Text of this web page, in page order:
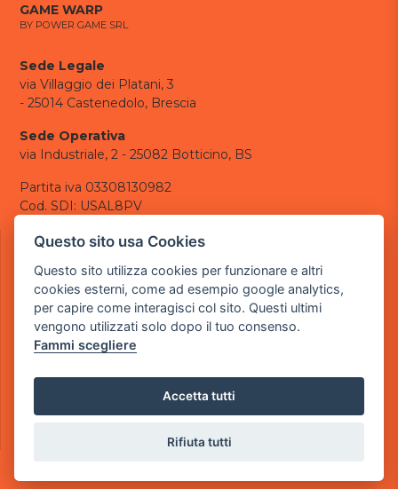
GAME WARP
BY POWER GAME SRL
Sede Legale
via Villaggio dei Platani, 3
- 25014 Castenedolo, Brescia
Sede Operativa
via Industriale, 2 - 25082 Botticino, BS
Partita iva 03308130982
Cod. SDI: USAL8PV
CONTATTI
tel.: +39 030 376 2377
tel.: +39 030 336 6259
pec:powergamesrl@legalmail.it
LINK UTILI
Informazioni generali
Questo sito usa Cookies
Questo sito utilizza cookies per funzionare e altri
cookies esterni, come ad esempio google analytics,
per capire come interagisci col sito. Questi ultimi
vengono utilizzati solo dopo il tuo consenso.
Fammi scegliere
Accetta tutti
Rifiuta tutti